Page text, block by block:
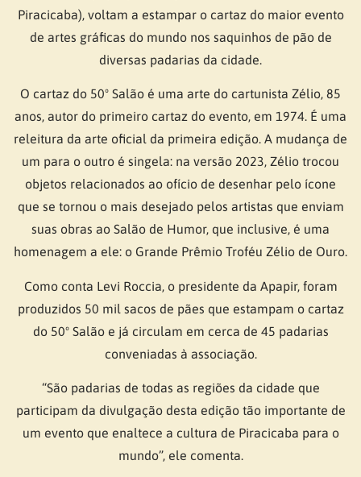
Piracicaba), voltam a estampar o cartaz do maior evento
de artes gráficas do mundo nos saquinhos de pão de
diversas padarias da cidade.
O cartaz do 50º Salão é uma arte do cartunista Zélio, 85
anos, autor do primeiro cartaz do evento, em 1974. É uma
releitura da arte oficial da primeira edição. A mudança de
um para o outro é singela: na versão 2023, Zélio trocou
objetos relacionados ao ofício de desenhar pelo ícone
que se tornou o mais desejado pelos artistas que enviam
suas obras ao Salão de Humor, que inclusive, é uma
homenagem a ele: o Grande Prêmio Troféu Zélio de Ouro.
Como conta Levi Roccia, o presidente da Apapir, foram
produzidos 50 mil sacos de pães que estampam o cartaz
do 50º Salão e já circulam em cerca de 45 padarias
conveniadas à associação.
“São padarias de todas as regiões da cidade que
participam da divulgação desta edição tão importante de
um evento que enaltece a cultura de Piracicaba para o
mundo”, ele comenta.